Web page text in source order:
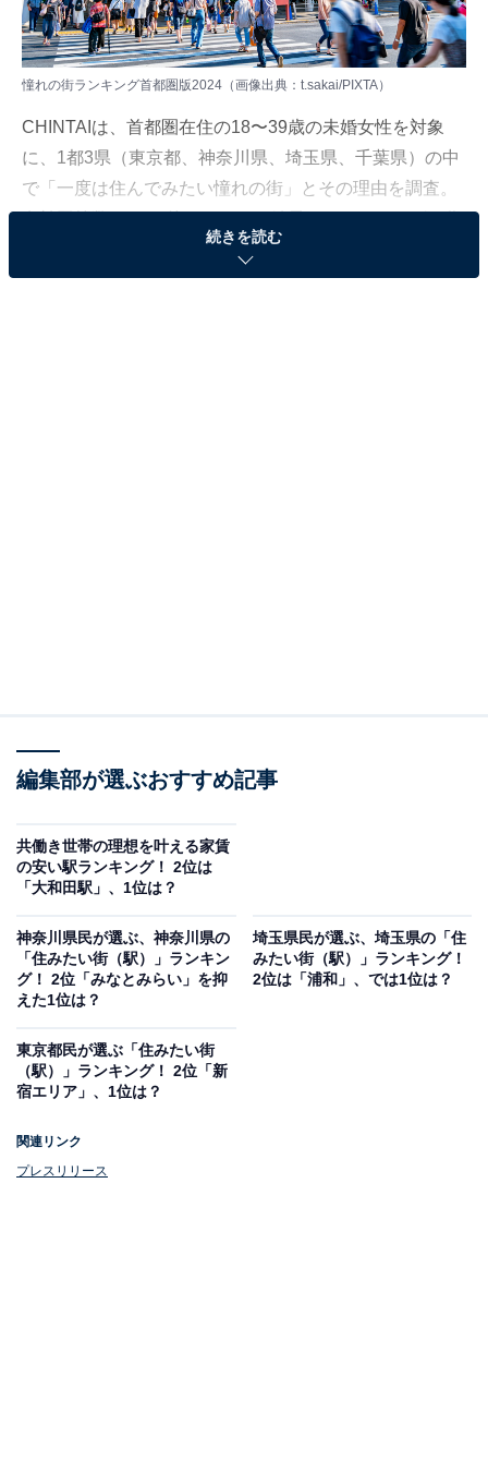
憧れの街ランキング首都圏版2024（画像出典：t.sakai/PIXTA）
CHINTAIは、首都圏在住の18〜39歳の未婚女性を対象
に、1都3県（東京都、神奈川県、埼玉県、千葉県）の中
で「一度は住んでみたい憧れの街」とその理由を調査。
成し、「憧れの街ランキング2024（首都圏版）」を発表
しました。
1位：横浜駅（神奈川県）
1位は横浜駅でした。横浜駅に乗り入れている鉄道会社
は6社。1つの駅で乗り入れている鉄道会社が日本最多の
続きを読む
編集部が選ぶおすすめ記事
共働き世帯の理想を叶える家賃
の安い駅ランキング！ 2位は
「大和田駅」、1位は？
神奈川県民が選ぶ、神奈川県の
「住みたい街（駅）」ランキン
グ！ 2位「みなとみらい」を抑
えた1位は？
埼玉県民が選ぶ、埼玉県の「住
みたい街（駅）」ランキング！
2位は「浦和」、では1位は？
東京都民が選ぶ「住みたい街
（駅）」ランキング！ 2位「新
宿エリア」、1位は？
関連リンク
プレスリリース